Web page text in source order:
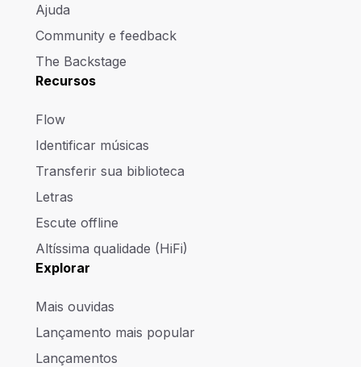
Ajuda
Community e feedback
The Backstage
Recursos
Flow
Identificar músicas
Transferir sua biblioteca
Letras
Escute offline
Altíssima qualidade (HiFi)
Explorar
Mais ouvidas
Lançamento mais popular
Lançamentos